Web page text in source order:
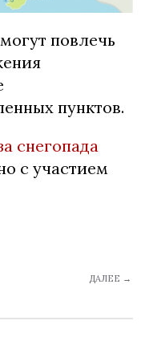
повлечь
пунктов.
снегопада
с участием
ДАЛЕЕ →